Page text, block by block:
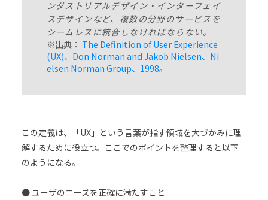
ンダストリアルデザイン・インターフェイ
スデザインなど、複数の分野のサービスを
シームレスに統合しなければならない。
※出典： The Definition of User Experience
(UX)、Don Norman and Jakob Nielsen、Ni
elsen Norman Group、1998。
この定義は、「UX」という言葉が指す領域を大づかみに理
解するために役立つ。ここでのポイントを整理すると以下
のようになる。
● ユーザのニーズを正確に満たすこと